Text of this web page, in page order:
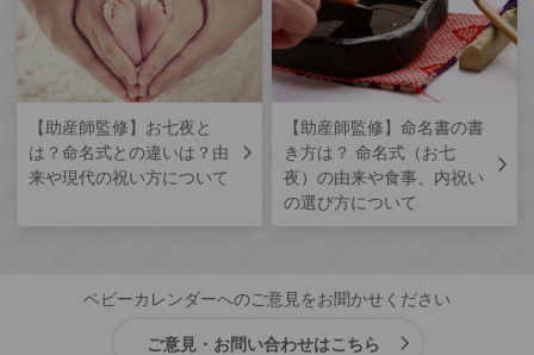
【助産師監修】お七夜と
は？命名式との違いは？由
来や現代の祝い方について
【助産師監修】命名書の書
き方は？ 命名式（お七
夜）の由来や食事、内祝い
の選び方について
ベビーカレンダーへのご意見をお聞かせください
ご意見・お問い合わせはこちら